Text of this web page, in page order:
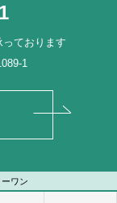
ております
1
ワン